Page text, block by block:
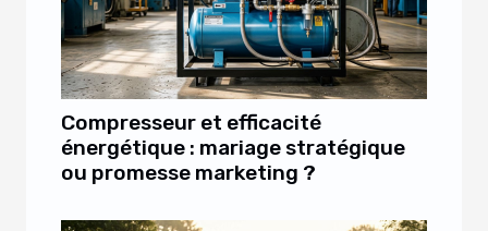
Compresseur et efficacité
énergétique : mariage stratégique
ou promesse marketing ?